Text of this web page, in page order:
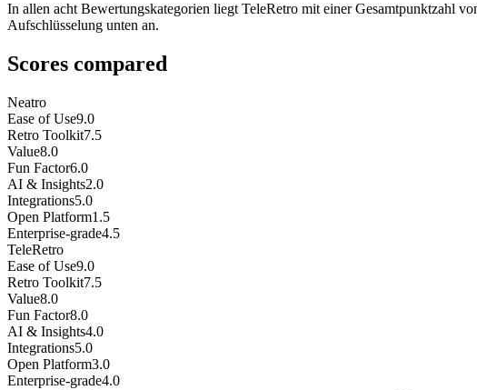
In allen acht Bewertungskategorien liegt TeleRetro mit einer Gesamtpunktzahl
Aufschlüsselung unten an.
Scores compared
Neatro
Ease of Use9.0
Retro Toolkit7.5
Value8.0
Fun Factor6.0
AI & Insights2.0
Integrations5.0
Open Platform1.5
Enterprise-grade4.5
TeleRetro
Ease of Use9.0
Retro Toolkit7.5
Value8.0
Fun Factor8.0
AI & Insights4.0
Integrations5.0
Open Platform3.0
Enterprise-grade4.0